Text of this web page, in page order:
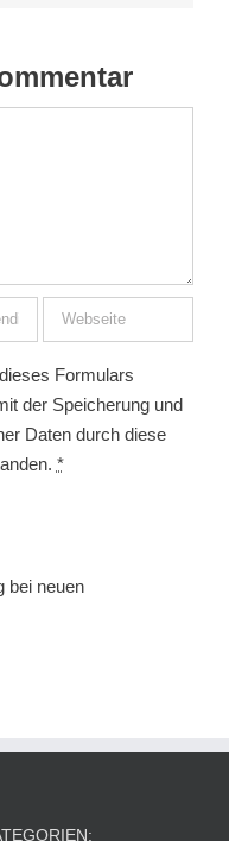
Formulars
der Speicherung und
Daten durch diese
*
bei neuen